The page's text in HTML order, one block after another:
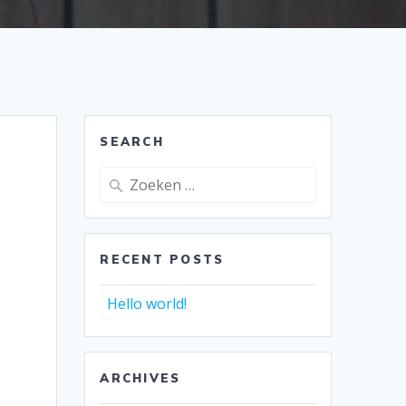
SEARCH
Zoeken
RECENT POSTS
Hello world!
ARCHIVES